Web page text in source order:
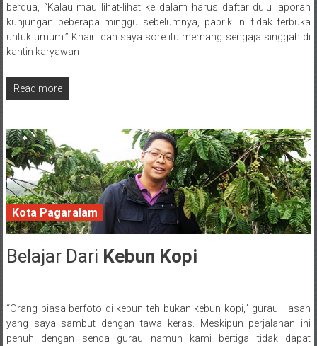
berdua, “Kalau mau lihat-lihat ke dalam harus daftar dulu laporan
kunjungan beberapa minggu sebelumnya, pabrik ini tidak terbuka
untuk umum.” Khairi dan saya sore itu memang sengaja singgah di
kantin karyawan
Read more
Kota Pagaralam
11 February 2018
Belajar Dari Kebun Kopi
Posted By: wirawan
“Orang biasa berfoto di kebun teh bukan kebun kopi,” gurau Hasan
yang saya sambut dengan tawa keras. Meskipun perjalanan ini
penuh dengan senda gurau namun kami bertiga tidak dapat